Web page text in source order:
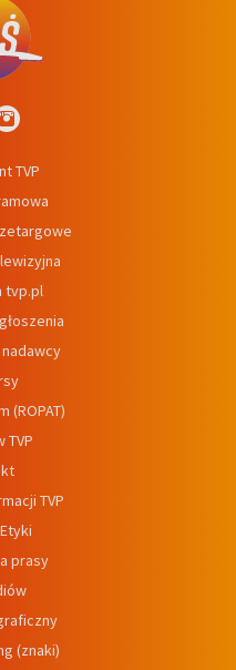
TVP
tvp.pl
(ROPAT)
TVP
TVP
prasy
(znaki)